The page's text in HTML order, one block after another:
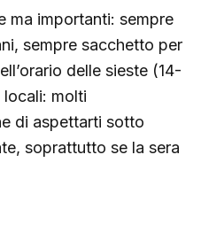
ma importanti: sempre
sempre sacchetto per
delle sieste (14-
locali: molti
di aspettarti sotto
soprattutto se la sera